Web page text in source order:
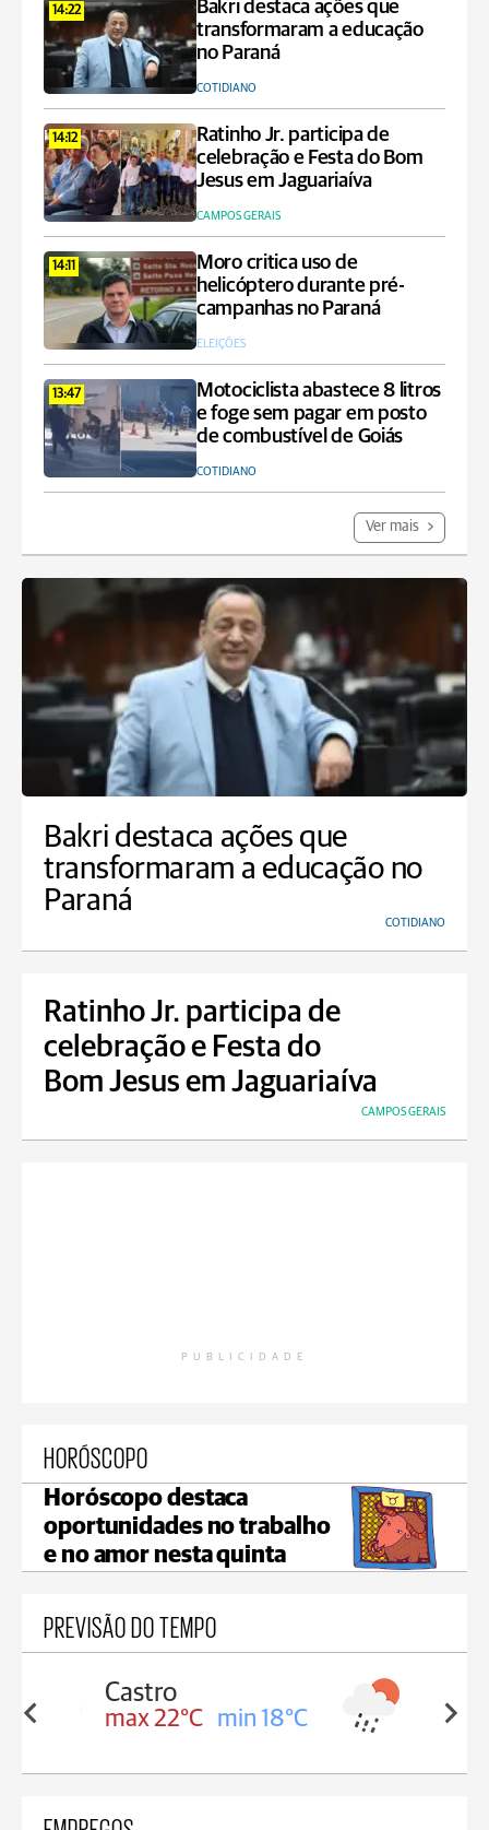
14:22
Bakri destaca ações que
transformaram a educação
no Paraná
COTIDIANO
14:12
Ratinho Jr. participa de
celebração e Festa do Bom
Jesus em Jaguariaíva
CAMPOS GERAIS
14:11
Moro critica uso de
helicóptero durante pré-
campanhas no Paraná
ELEIÇÕES
13:47
Motociclista abastece 8 litros
e foge sem pagar em posto
de combustível de Goiás
COTIDIANO
Ver mais
Bakri destaca ações que
transformaram a educação no
Paraná
COTIDIANO
Ratinho Jr. participa de
celebração e Festa do
Bom Jesus em Jaguariaíva
CAMPOS GERAIS
PUBLICIDADE
HORÓSCOPO
Horóscopo destaca
oportunidades no trabalho
e no amor nesta quinta
PREVISÃO DO TEMPO
18°C max 21°C min 18°C